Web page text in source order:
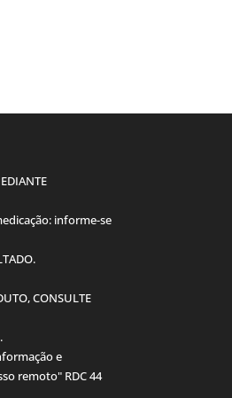
informe-se
CONSULTE
e
remoto" RDC 44